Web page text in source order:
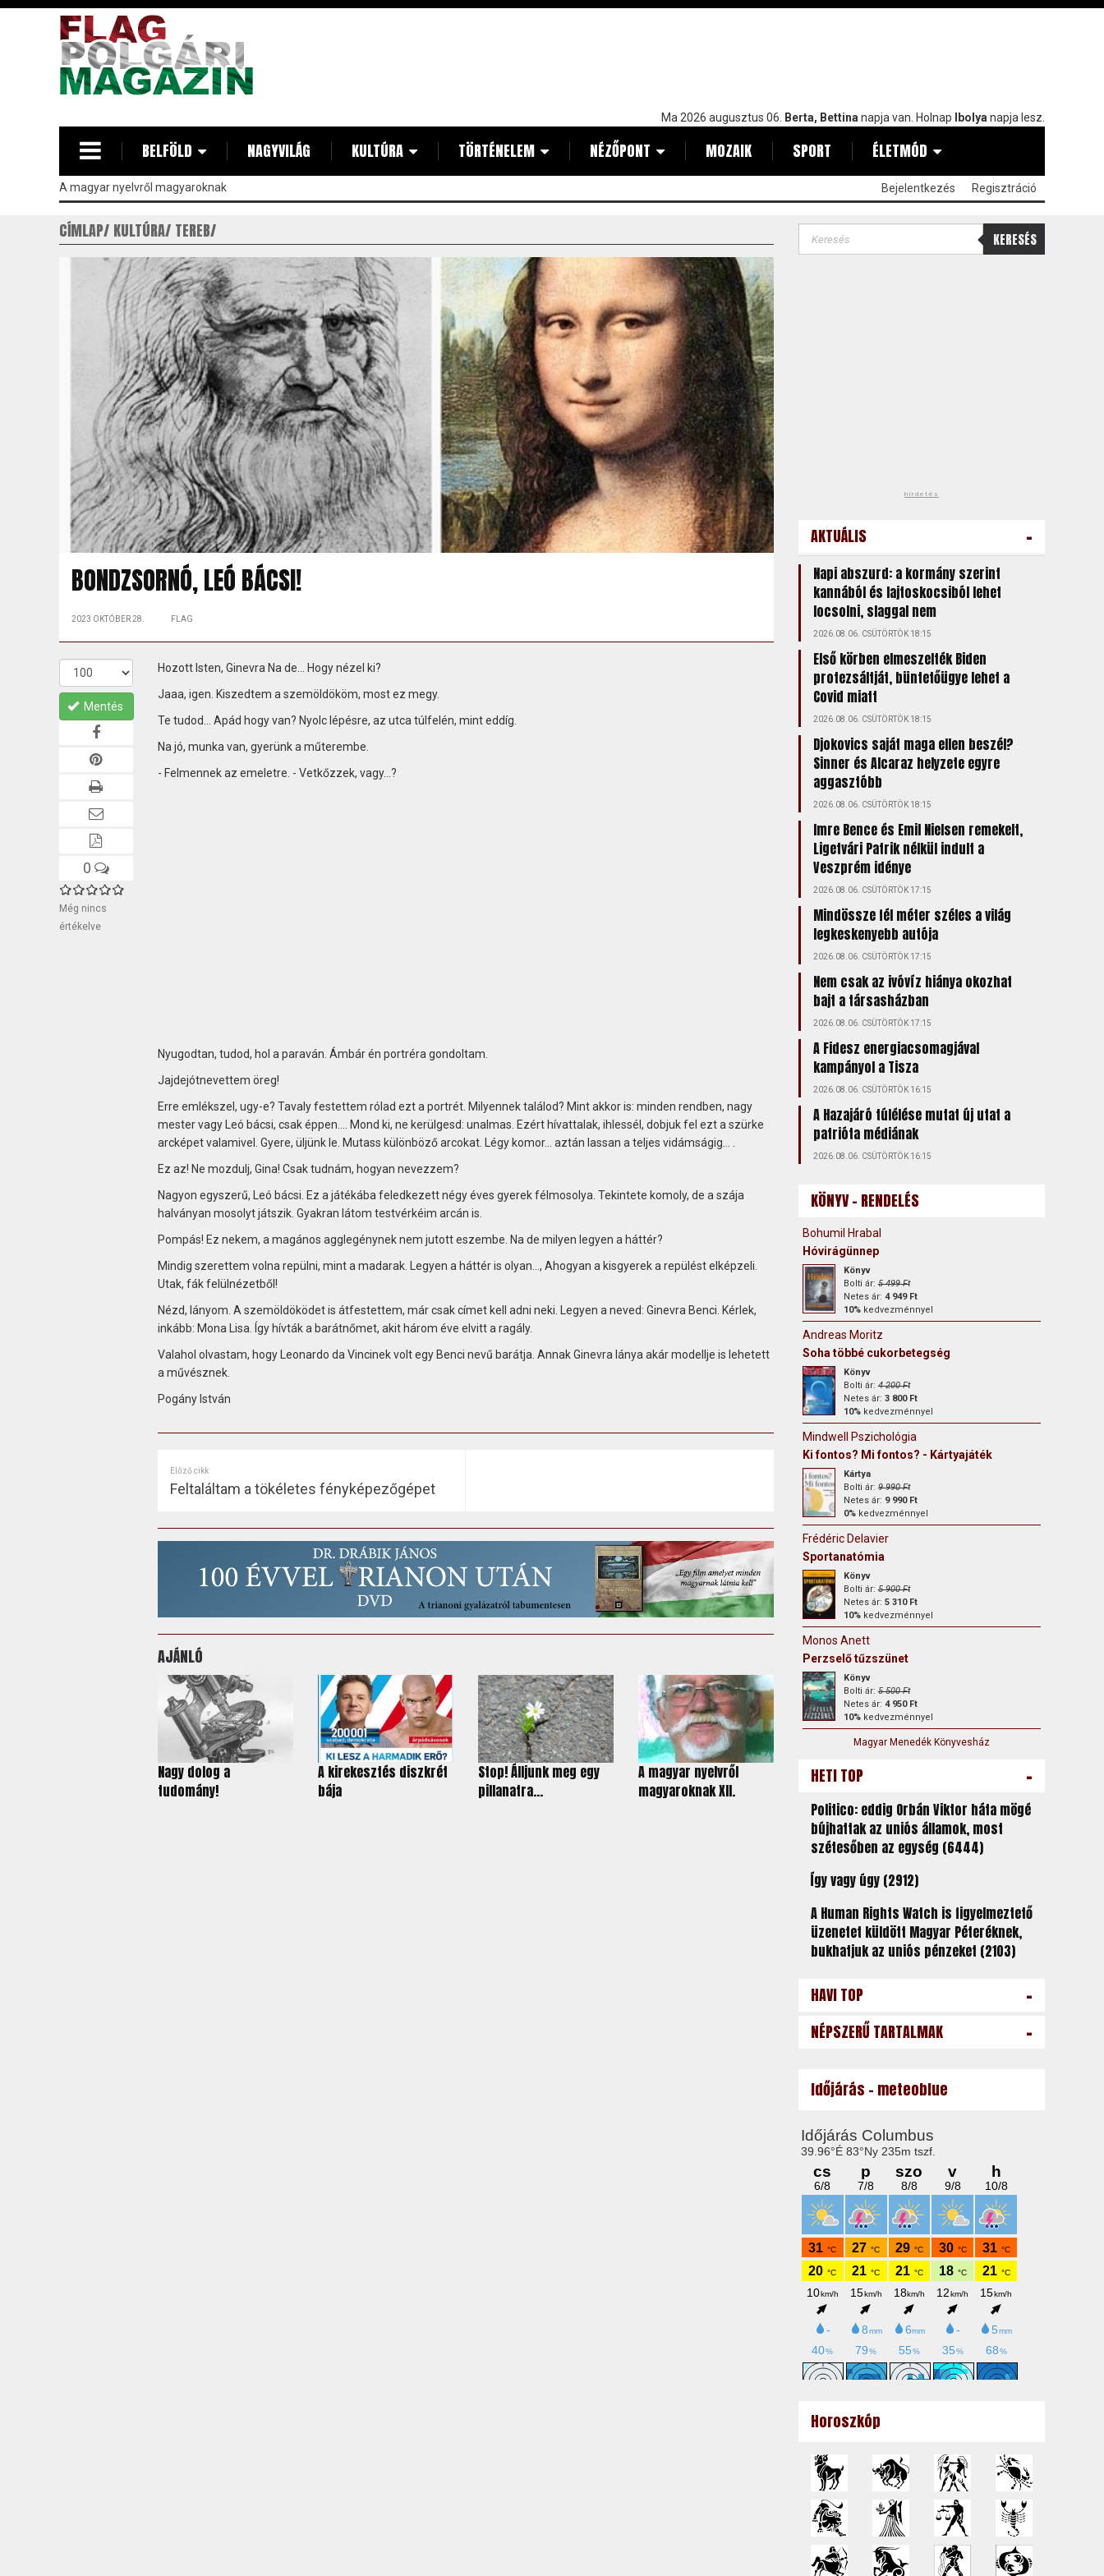
Ma 2026 augusztus 06. Berta, Bettina napja van. Holnap Ibolya napja lesz.
BELFÖLD NAGYVILÁG KULTÚRA TÖRTÉNELEM NÉZŐPONT MOZAIK SPORT ÉLETMÓD
A magyar nyelvről magyaroknak Bejelentkezés Regisztráció
CÍMLAP KULTÚRA TEREB
BONDZSORNÓ, LEÓ BÁCSI!
2023 OKTÓBER 28. FLAG
Mentés
0
Még nincs
értékelve
Hozott Isten, Ginevra Na de… Hogy nézel ki?
Jaaa, igen. Kiszedtem a szemöldököm, most ez megy.
Te tudod… Apád hogy van? Nyolc lépésre, az utca túlfelén, mint eddíg.
Na jó, munka van, gyerünk a műterembe.
- Felmennek az emeletre. - Vetkőzzek, vagy…?
Nyugodtan, tudod, hol a paraván. Ámbár én portréra gondoltam.
Jajdejótnevettem öreg!
Erre emlékszel, ugy-e? Tavaly festettem rólad ezt a portrét. Milyennek találod? Mint akkor is: minden rendben, nagy
mester vagy Leó bácsi, csak éppen…. Mond ki, ne kerülgesd: unalmas. Ezért hívattalak, ihlessél, dobjuk fel ezt a szürke
arcképet valamivel. Gyere, üljünk le. Mutass különböző arcokat. Légy komor… aztán lassan a teljes vidámságig… .
Ez az! Ne mozdulj, Gina! Csak tudnám, hogyan nevezzem?
Nagyon egyszerű, Leó bácsi. Ez a játékába feledkezett négy éves gyerek félmosolya. Tekintete komoly, de a szája
halványan mosolyt játszik. Gyakran látom testvérkéim arcán is.
Pompás! Ez nekem, a magános agglegénynek nem jutott eszembe. Na de milyen legyen a háttér?
Mindig szerettem volna repülni, mint a madarak. Legyen a háttér is olyan…, Ahogyan a kisgyerek a repülést elképzeli.
Utak, fák felülnézetből!
Nézd, lányom. A szemöldöködet is átfestettem, már csak címet kell adni neki. Legyen a neved: Ginevra Benci. Kérlek,
inkább: Mona Lisa. Így hívták a barátnőmet, akit három éve elvitt a ragály.
Valahol olvastam, hogy Leonardo da Vincinek volt egy Benci nevű barátja. Annak Ginevra lánya akár modellje is lehetett
a művésznek.
Pogány István
Előző cikk
Feltaláltam a tökéletes fényképezőgépet
AJÁNLÓ
Nagy dolog a
tudomány!
A kirekesztés diszkrét
bája
Stop! Álljunk meg egy
pillanatra...
A magyar nyelvről
magyaroknak XII.
KERESÉS
hirdetés
AKTUÁLIS -
Napi abszurd: a kormány szerint
kannából és lajtoskocsiból lehet
locsolni, slaggal nem
2026.08.06. CSÜTÖRTÖK 18:15
Első körben elmeszelték Biden
protezsáltját, büntetőügye lehet a
Covid miatt
2026.08.06. CSÜTÖRTÖK 18:15
Djokovics saját maga ellen beszél?
Sinner és Alcaraz helyzete egyre
aggasztóbb
2026.08.06. CSÜTÖRTÖK 18:15
Imre Bence és Emil Nielsen remekelt,
Ligetvári Patrik nélkül indult a
Veszprém idénye
2026.08.06. CSÜTÖRTÖK 17:15
Mindössze fél méter széles a világ
legkeskenyebb autója
2026.08.06. CSÜTÖRTÖK 17:15
Nem csak az ivóvíz hiánya okozhat
bajt a társasházban
2026.08.06. CSÜTÖRTÖK 17:15
A Fidesz energiacsomagjával
kampányol a Tisza
2026.08.06. CSÜTÖRTÖK 16:15
A Hazajáró túlélése mutat új utat a
patrióta médiának
2026.08.06. CSÜTÖRTÖK 16:15
KÖNYV - RENDELÉS
Bohumil Hrabal
Hóvirágünnep
Könyv
Bolti ár:5 499 Ft
Netes ár: 4 949 Ft
10%kedvezménnyel
Andreas Moritz
Soha többé cukorbetegség
Könyv
Bolti ár:4 200 Ft
Netes ár: 3 800 Ft
10%kedvezménnyel
Mindwell Pszichológia
Ki fontos? Mi fontos? - Kártyajáték
Kártya
Bolti ár:9 990 Ft
Netes ár: 9 990 Ft
0%kedvezménnyel
Frédéric Delavier
Sportanatómia
Könyv
Bolti ár:5 900 Ft
Netes ár: 5 310 Ft
10%kedvezménnyel
Monos Anett
Perzselő tűzszünet
Könyv
Bolti ár:5 500 Ft
Netes ár: 4 950 Ft
10%kedvezménnyel
Magyar Menedék Könyvesház
HETI TOP -
Politico: eddig Orbán Viktor háta mögé
bújhattak az uniós államok, most
szétesőben az egység (6444)
Így vagy úgy (2912)
A Human Rights Watch is figyelmeztető
üzenetet küldött Magyar Péteréknek,
bukhatjuk az uniós pénzeket (2103)
HAVI TOP -
NÉPSZERŰ TARTALMAK -
Időjárás - meteoblue
Horoszkóp